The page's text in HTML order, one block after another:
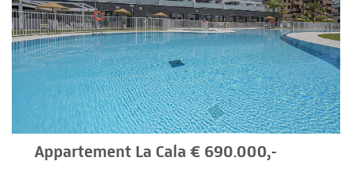
Appartement La Cala € 690.000,-